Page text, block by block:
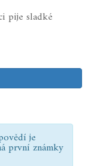
pije sladké
je
první známky